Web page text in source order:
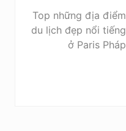
Top những địa điểm
du lịch đẹp nổi tiếng
ở Paris Pháp